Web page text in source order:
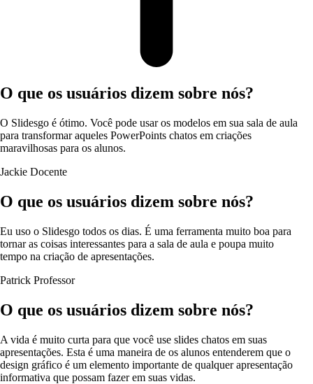
O que os usuários dizem sobre nós?
O Slidesgo é ótimo. Você pode usar os modelos em sua sala de aula
para transformar aqueles PowerPoints chatos em criações
maravilhosas para os alunos.
Jackie Docente
O que os usuários dizem sobre nós?
Eu uso o Slidesgo todos os dias. É uma ferramenta muito boa para
tornar as coisas interessantes para a sala de aula e poupa muito
tempo na criação de apresentações.
Patrick Professor
O que os usuários dizem sobre nós?
A vida é muito curta para que você use slides chatos em suas
apresentações. Esta é uma maneira de os alunos entenderem que o
design gráfico é um elemento importante de qualquer apresentação
informativa que possam fazer em suas vidas.